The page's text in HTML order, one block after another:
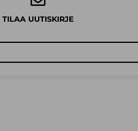
TILAA UUTISKIRJE